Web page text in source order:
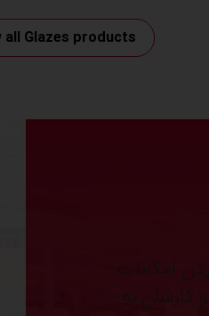
all Glazes products
امکانات
کارشان به